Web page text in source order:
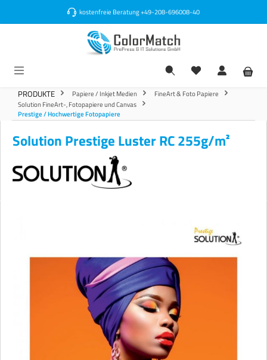
kostenfreie Beratung+49-208-696008-40
PRODUKTE Papiere / Inkjet Medien
FineArt & Foto Papiere
Solution FineArt-, Fotopapiere und Canvas
Prestige / Hochwertige Fotopapiere
Solution Prestige Luster RC 255g/m²